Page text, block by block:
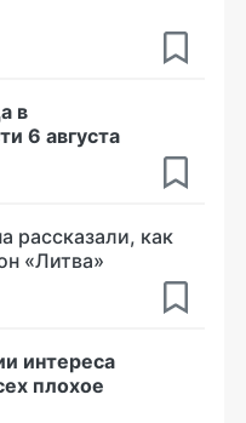
в
6 августа
рассказали, как
«Литва»
интереса
плохое